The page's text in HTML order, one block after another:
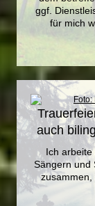
ggf.
für mich
auch
Ich arbeite
Sängern und